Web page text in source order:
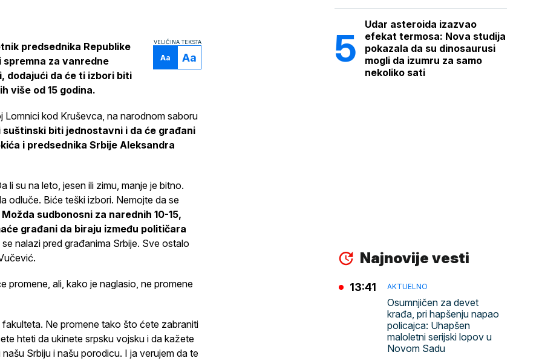
VELIČINA TEKSTA
Aa Aa
predsednika Republike
za vanredne
dodajući da će ti izbori biti
više od 15 godina.
Lomnici kod Kruševca, na narodnom saboru
suštinski biti jednostavni i da će građani
i predsednika Srbije Aleksandra
li su na leto, jesen ili zimu, manje je bitno.
odluče. Biće teški izbori. Nemojte da se
sudbonosni za narednih 10-15,
građani da biraju između političara
se nalazi pred građanima Srbije. Sve ostalo
promene, ali, kako je naglasio, ne promene
Ne promene tako što ćete zabraniti
hteti da ukinete srpsku vojsku i da kažete
Srbiju i našu porodicu. I ja verujem da te
Udar asteroida izazvao
efekat termosa: Nova studija
pokazala da su dinosaurusi
mogli da izumru za samo
nekoliko sati
Najnovije vesti
AKTUELNO
Osumnjičen za devet
krađa, pri hapšenju napao
policajca: Uhapšen
maloletni serijski lopov u
Novom Sadu
13:41